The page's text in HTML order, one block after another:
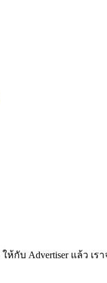
ห้กับ Advertiser แล้ว